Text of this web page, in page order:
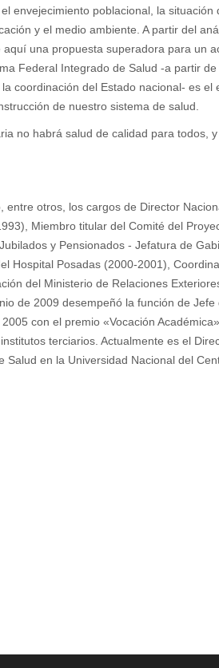
envejecimiento poblacional, la situación
y el medio ambiente. A partir del
una propuesta superadora para un
Federal Integrado de Salud -a partir
coordinación del Estado nacional- es el
de nuestro sistema de salud.
no habrá salud de calidad para todos,
otros, los cargos de Director
Miembro titular del Comité del
y Pensionados - Jefatura de
Hospital Posadas (2000-2001),
del Ministerio de Relaciones
de 2009 desempeñó la función de Jefe
con el premio «Vocación
terciarios. Actualmente es el
en la Universidad Nacional del